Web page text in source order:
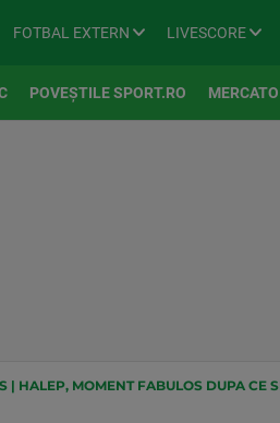
FOTBAL EXTERN LIVESCORE
POVEȘTILE SPORT.RO
FABULOS DUPA CE SI-A AFLAT TRASEUL LA